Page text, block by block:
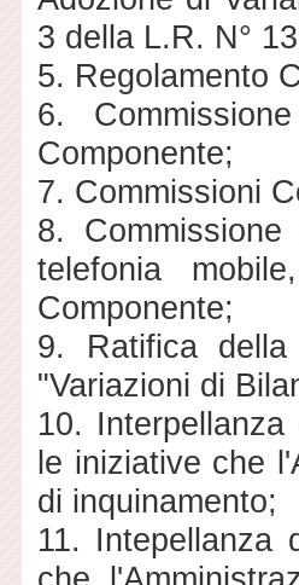
3 della L.R. N°
5. Regolamento
6.
Componente;
7. Commissioni
8.
telefonia
Componente;
9. Ratifica
"Variazioni di
10.
le iniziative che
di inquinamento;
11. Intepellanza